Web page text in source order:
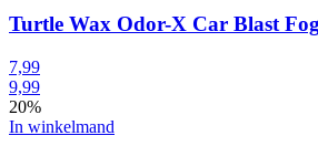
Turtle Wax Odor-X Car Blast
7,99
9,99
20%
In winkelmand